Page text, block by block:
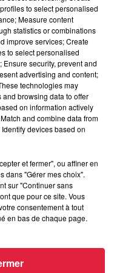
à Strasbourg :
réagit
: rencontre
rouges
to select personalised
Measure content
statistics or combinations
improve services; Create
to select personalised
security, prevent and
advertising and content;
technologies may
browsing data to offer
on information actively
and combine data from
devices based on
et fermer", ou affiner en
dans "Gérer mes choix".
sur "Continuer sans
que pour ce site. Vous
consentement à tout
en bas de chaque page.